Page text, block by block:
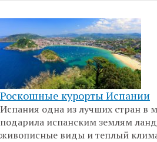
Роскошные курорты Испании
Испания одна из лучших стран в
подарила испанским землям
живописные виды и теплый